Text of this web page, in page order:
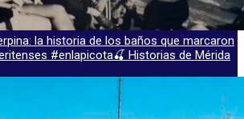
la historia de los baños que marcaron
#enlapicota🍒 Historias de Mérida